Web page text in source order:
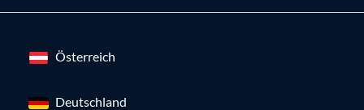
Österreich
Deutschland